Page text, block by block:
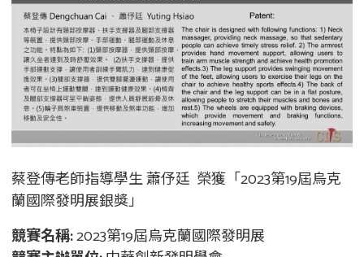
蔡登傳老師指導學生 蕭伃廷 榮獲「2023第19屆烏克
蘭國際發明展銀獎」
競賽名稱:2023第19屆烏克蘭國際發明展